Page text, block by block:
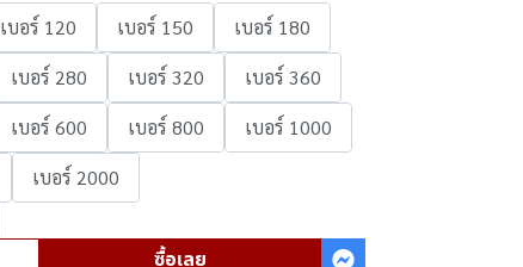
เบอร์ 120 เบอร์ 150
เบอร์ 180
เบอร์ 280 เบอร์ 320
เบอร์ 360
เบอร์ 600 เบอร์ 800
เบอร์ 1000
เบอร์ 2000
ซื้อเลย